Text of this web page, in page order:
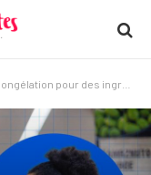
des ingrédients sains pour le cœur